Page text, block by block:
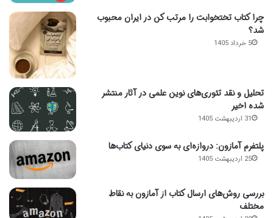
چرا کتاب تختخوابت را مرتب کن در ایران محبوب
شد؟
5 خرداد 1405
تحلیل و نقد تئوری‌های نوین علمی در آثار منتشر
شده اخیر
31 اردیبهشت 1405
پلتفرم آمازون: دروازه‌ای به سوی دنیای کتاب‌ها
25 اردیبهشت 1405
بررسی روش‌های ارسال کتاب از آمازون به نقاط
مختلف